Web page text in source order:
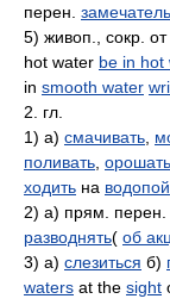
перен.
5) живоп., сокр. от
hot water be in hot
in smooth water
2. гл.
1) а) смачивать
поливать орошать
ходить на водопой
2) а) прям. перен.
разводнять( об
3) а) слезиться б)
waters at the sight